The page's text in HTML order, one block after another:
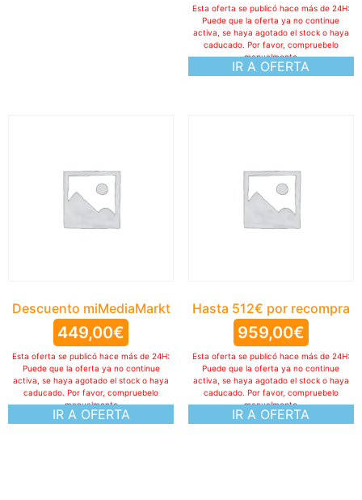
IR A OFERTA
Esta oferta se publicó hace más de 24H:
Puede que la oferta ya no continue
activa, se haya agotado el stock o haya
caducado. Por favor, compruebelo
manualmente
Descuento miMediaMarkt
449,00€
IR A OFERTA
Esta oferta se publicó hace más de 24H:
Puede que la oferta ya no continue
activa, se haya agotado el stock o haya
caducado. Por favor, compruebelo
manualmente
Hasta 512€ por recompra
959,00€
IR A OFERTA
Esta oferta se publicó hace más de 24H:
Puede que la oferta ya no continue
activa, se haya agotado el stock o haya
caducado. Por favor, compruebelo
manualmente